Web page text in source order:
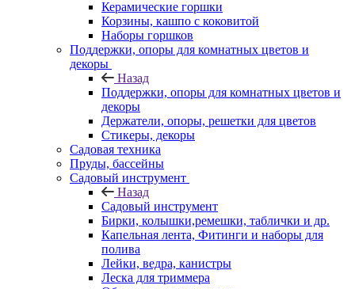
Керамические горшки
Корзины, кашпо с коковитой
Наборы горшков
Поддержки, опоры для комнатных цветов и
декоры
Назад
Поддержки, опоры для комнатных цветов и
декоры
Держатели, опоры, решетки для цветов
Стикеры, декоры
Садовая техника
Пруды, бассейны
Садовый инструмент
Назад
Садовый инструмент
Бирки, колышки,ремешки, таблички и др.
Капельная лента, Фитинги и наборы для
полива
Лейки, ведра, канистры
Леска для триммера